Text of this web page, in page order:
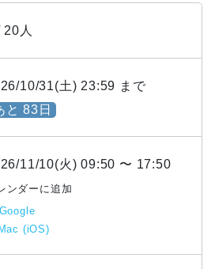
20人
10/31(土) 23:59 まで
と 83日
11/10(火) 09:50 〜 17:50
ンダーに追加
Google
Mac (iOS)